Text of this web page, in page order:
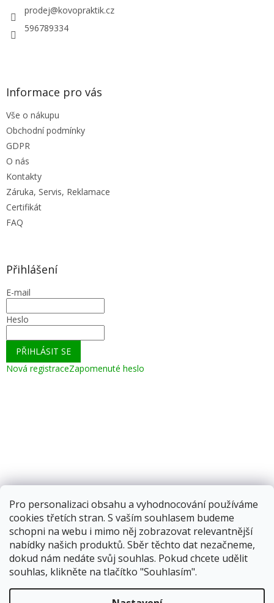
Pro personalizaci obsahu a vyhodnocování používáme
cookies třetích stran. S vaším souhlasem budeme
schopni na webu i mimo něj zobrazovat relevantnější
nabídky našich produktů. Sběr těchto dat nezačneme,
dokud nám nedáte svůj souhlas. Pokud chcete udělit
souhlas, klikněte na tlačítko "Souhlasím".
prodej@kovopraktik.cz
596789334
Informace pro vás
Vše o nákupu
Obchodní podmínky
GDPR
O nás
Kontakty
Záruka, Servis, Reklamace
Certifikát
FAQ
Přihlášení
E-mail
Heslo
PŘIHLÁSIT SE
Nová registraceZapomenuté heslo